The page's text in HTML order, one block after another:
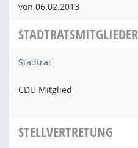
von 06.02.2013
STADTRATSMITGLIEDER
Stadtrat
CDU Mitglied
STELLVERTRETUNG